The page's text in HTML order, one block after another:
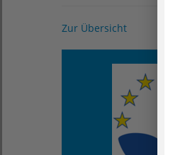
Zur Übersicht